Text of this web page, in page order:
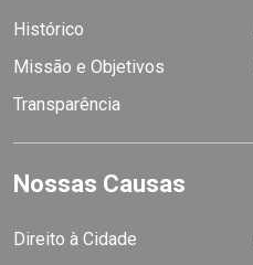
Histórico
Missão e Objetivos
Transparência
Nossas Causas
Direito à Cidade